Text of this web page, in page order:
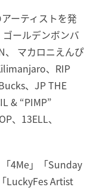
ーティストを発
ールデンボンバ
、 マカロニえんぴ
、RIP
、JP THE
& “PIMP”
、13ELL、
4Me」「Sunday
LuckyFes Artist